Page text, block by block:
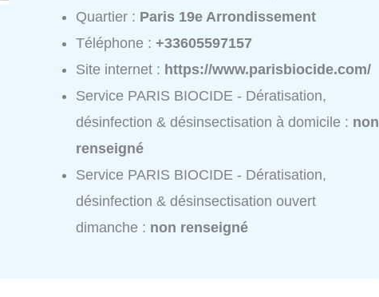
Quartier : Paris 19e Arrondissement
Téléphone :+33605597157
Site internet : https://www.parisbiocide.com/
Service PARIS BIOCIDE - Dératisation,
désinfection & désinsectisation à domicile : non
renseigné
Service PARIS BIOCIDE - Dératisation,
désinfection & désinsectisation ouvert
dimanche : non renseigné